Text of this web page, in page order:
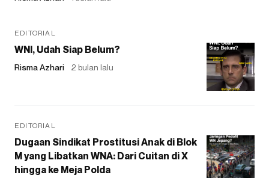
EDITORIAL
WNI, Udah Siap Belum?
Risma Azhari 2 bulan lalu
EDITORIAL
Dugaan Sindikat Prostitusi Anak di Blok
M yang Libatkan WNA: Dari Cuitan di X
hingga ke Meja Polda